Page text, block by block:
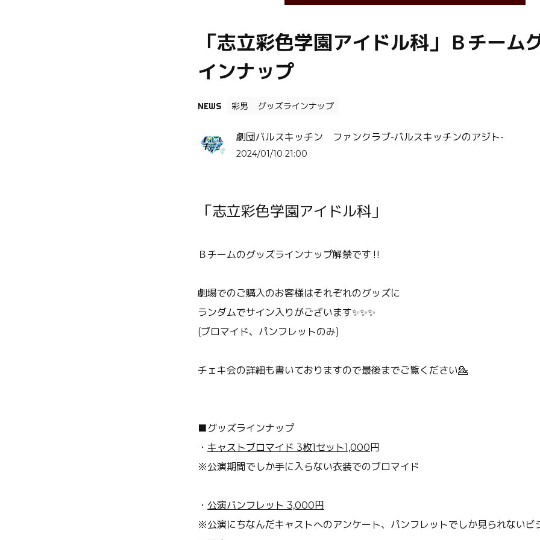
「志立彩色学園アイドル科」Ｂチーム
インナップ
NEWS 彩男 グッズラインナップ
劇団バルスキッチン ファンクラブ-バルスキッチンのアジト-
2024/01/10 21:00
「志立彩色学園アイドル科 」
Ｂチームのグッズラインナップ解禁です‼️
劇場でのご購入のお客様はそれぞれのグッズに
ランダムでサイン入り がございます✨✨✨
(ブロマイド、パンフレットのみ)
チェキ会の詳細も書いておりますので最後までご覧ください💁
■グッズラインナップ
・ キャストブロマイド 3枚1セット1,000 円
※公演期間でしか手に入らない衣装でのブロマイド
・ 公演パンフレット 3,000円
※公演にちなんだキャストへのアンケート、パンフレットでしか見られないビ